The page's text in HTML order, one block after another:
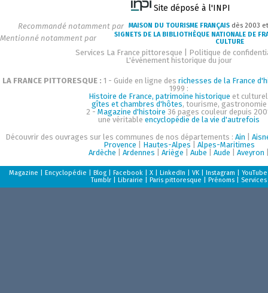
Site déposé à l'INPI
Recommandé notamment par MAISON DU TOURISME FRANÇAIS dès 2003
Mentionné notamment par
SIGNETS DE LA BIBLIOTHÈQUE NATIONALE DE
CULTURE
Services La France pittoresque
Politique de
L'événement historique du jour
LA FRANCE PITTORESQUE : 1 - Guide en ligne des richesses de la France
1999 :
Histoire de France, patrimoine historique et
gîtes et chambres d'hôtes, tourisme, gastronomie
2 - Magazine d'histoire 36 pages couleur depuis
une véritableencyclopédie de la vie d'autrefois
Découvrir des ouvrages sur les communes de nos départements :Ain |
Provence
Hautes-Alpes
Alpes-Maritimes
Ardèche |Ardennes |Ariège |Aube |Aude |Aveyron
Magazine |Encyclopédie |Blog |Facebook |X |LinkedIn |VK |Instagram |YouTube
Tumblr |Librairie |Paris pittoresque |Prénoms Services